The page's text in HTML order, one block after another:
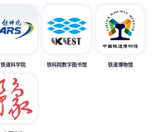
铁道科学院 铁科院数字图书馆 铁道博物馆